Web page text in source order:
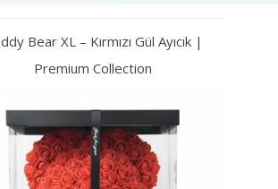
Bear XL – Kırmızı Gül Ayıcık |
Premium Collection